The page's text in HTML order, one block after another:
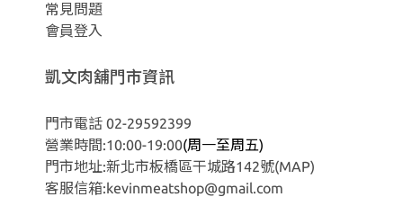
常見問題
會員登入
凱文肉舖門市資訊
門市電話 02-29592399
營業時間:10:00-19:00(周一至周五)
門市地址:新北市板橋區干城路142號(MAP)
客服信箱:kevinmeatshop@gmail.com